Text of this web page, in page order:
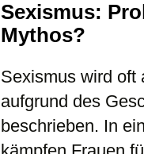
Sexismus:
Mythos?
Sexismus wird oft
aufgrund des
beschrieben. In